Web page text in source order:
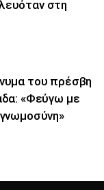
στη
του πρέσβη
«Φεύγω με